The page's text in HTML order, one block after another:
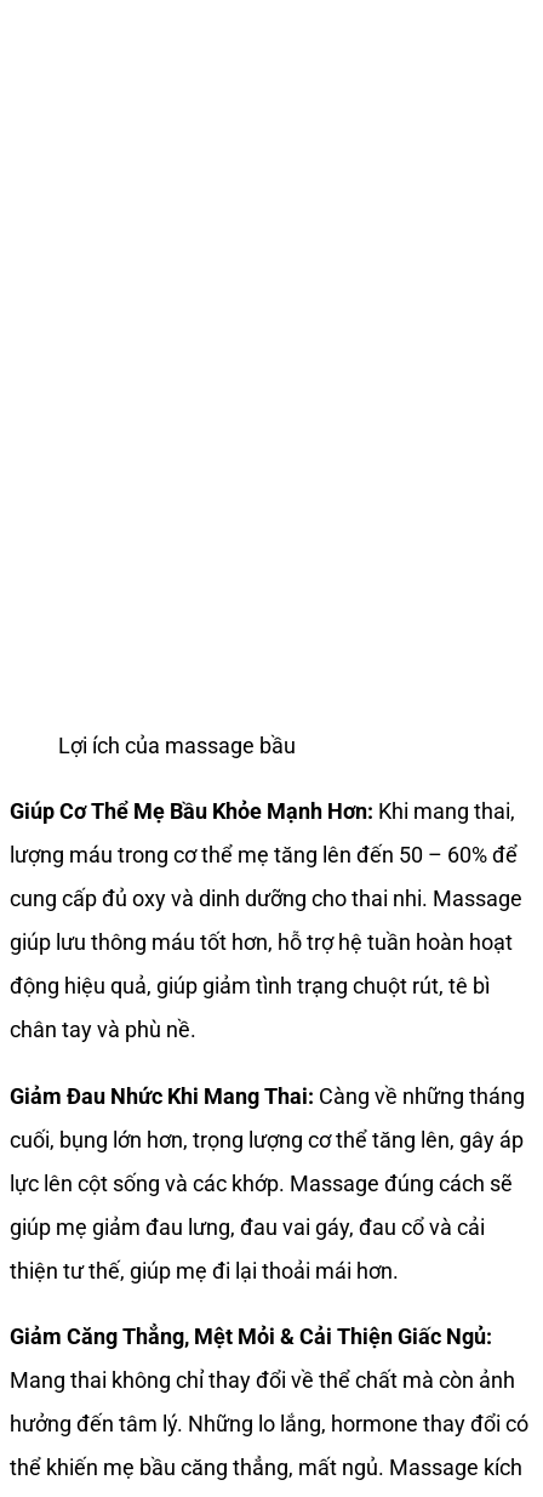
Lợi ích của massage bầu
Giúp Cơ Thể Mẹ Bầu Khỏe Mạnh Hơn: Khi mang thai,
lượng máu trong cơ thể mẹ tăng lên đến 50 – 60% để
cung cấp đủ oxy và dinh dưỡng cho thai nhi. Massage
giúp lưu thông máu tốt hơn, hỗ trợ hệ tuần hoàn hoạt
động hiệu quả, giúp giảm tình trạng chuột rút, tê bì
chân tay và phù nề.
Giảm Đau Nhức Khi Mang Thai: Càng về những tháng
cuối, bụng lớn hơn, trọng lượng cơ thể tăng lên, gây áp
lực lên cột sống và các khớp. Massage đúng cách sẽ
giúp mẹ giảm đau lưng, đau vai gáy, đau cổ và cải
thiện tư thế, giúp mẹ đi lại thoải mái hơn.
Giảm Căng Thẳng, Mệt Mỏi & Cải Thiện Giấc Ngủ:
Mang thai không chỉ thay đổi về thể chất mà còn ảnh
hưởng đến tâm lý. Những lo lắng, hormone thay đổi có
thể khiến mẹ bầu căng thẳng, mất ngủ. Massage kích